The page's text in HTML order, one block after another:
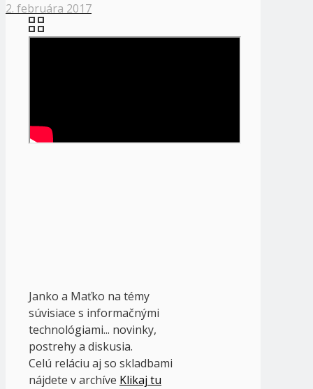
2. februára 2017
Janko a Maťko na témy
súvisiace s informačnými
technológiami... novinky,
postrehy a diskusia.
Celú reláciu aj so skladbami
nájdete v archíve Klikaj tu